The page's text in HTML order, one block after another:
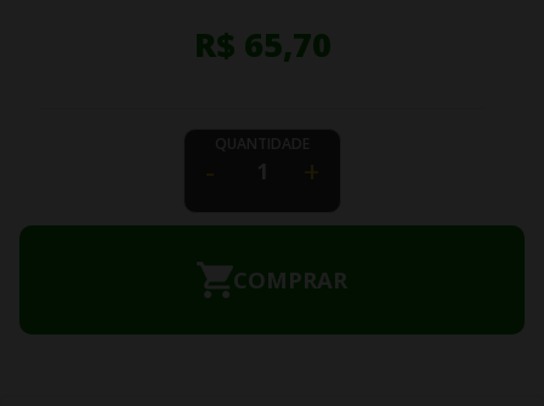
R$ 65,70
COMPRAR